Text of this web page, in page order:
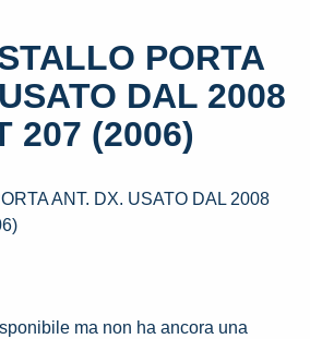
PORTA
DAL 2008
207 (2006)
ANT. DX. USATO DAL 2008
ma non ha ancora una